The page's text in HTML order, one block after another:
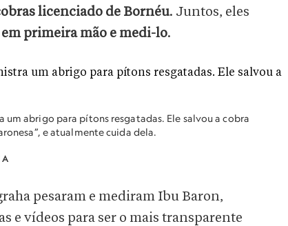
licenciado de Bornéu. Juntos, eles
primeira mão e medi-lo.
abrigo para pítons resgatadas. Ele salvou a cobra
e atualmente cuida dela.
pesaram e mediram Ibu Baron,
e vídeos para ser o mais transparente